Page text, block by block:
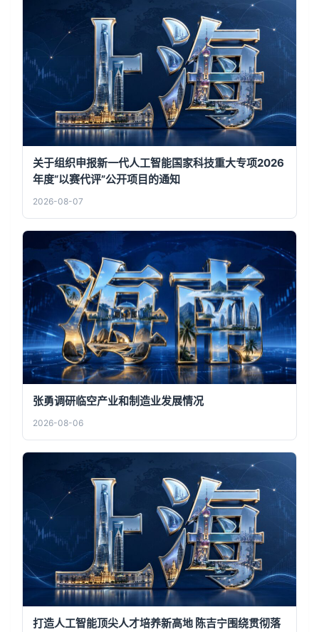
关于组织申报新一代人工智能国家科技重大专项2026
年度“以赛代评”公开项目的通知
2026-08-07
张勇调研临空产业和制造业发展情况
2026-08-06
打造人工智能顶尖人才培养新高地 陈吉宁围绕贯彻落